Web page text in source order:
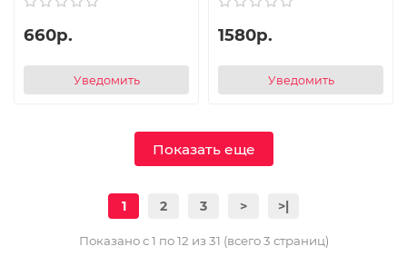
660р.
Уведомить
1580р.
Уведомить
Показать еще
1 2 3 > >|
Показано с 1 по 12 из 31 (всего 3 страниц)